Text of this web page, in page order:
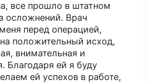
все прошло в штатном
осложнений. Врач
перед операцией,
положительный исход,
внимательная и
Благодаря ей я буду
ей успехов в работе,